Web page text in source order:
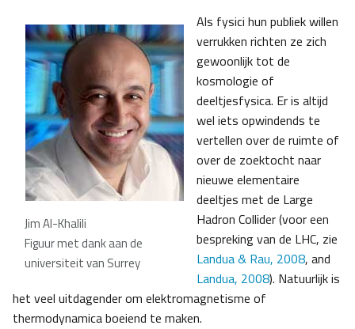
Jim Al-Khalili
Figuur met dank aan de
universiteit van Surrey
Als fysici hun publiek willen
verrukken richten ze zich
gewoonlijk tot de
kosmologie of
deeltjesfysica. Er is altijd
wel iets opwindends te
vertellen over de ruimte of
over de zoektocht naar
nieuwe elementaire
deeltjes met de Large
Hadron Collider (voor een
bespreking van de LHC, zie
Landua & Rau, 2008, and
Landua, 2008). Natuurlijk is
het veel uitdagender om elektromagnetisme of
thermodynamica boeiend te maken.